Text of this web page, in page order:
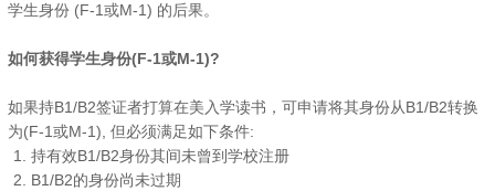
学生身份 (F-1或M-1) 的后果。
如何获得学生身份(F-1或M-1)?
如果持B1/B2签证者打算在美入学读书，可申请将其身份从B1/B2转换
为(F-1或M-1), 但必须满足如下条件:
持有效B1/B2身份其间未曾到学校注册
B1/B2的身份尚未过期